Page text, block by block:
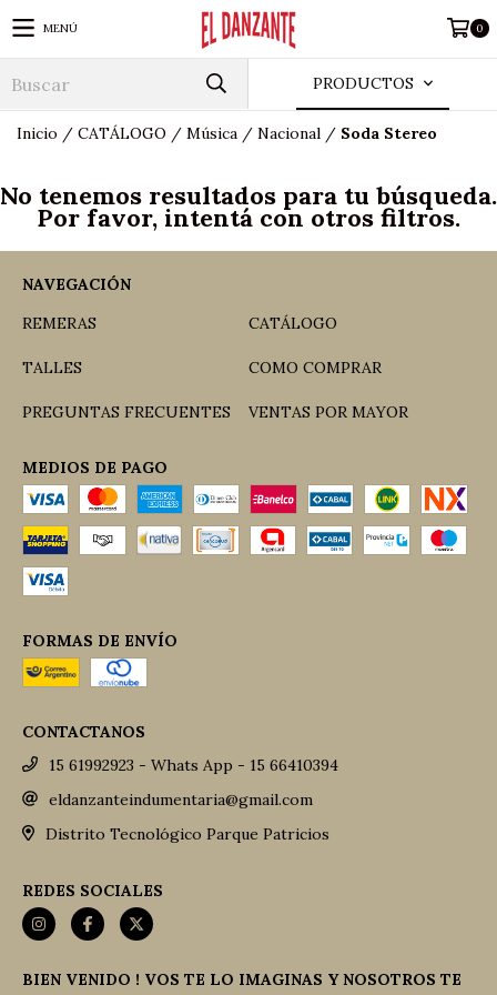
MENÚ 0
PRODUCTOS
Inicio / CATÁLOGO / Música / Nacional / Soda Stereo
No tenemos resultados para tu búsqueda.
Por favor, intentá con otros filtros.
NAVEGACIÓN
REMERAS
CATÁLOGO
TALLES COMO COMPRAR
PREGUNTAS FRECUENTES VENTAS POR MAYOR
MEDIOS DE PAGO
FORMAS DE ENVÍO
CONTACTANOS
15 61992923 - Whats App - 15 66410394
eldanzanteindumentaria@gmail.com
Distrito Tecnológico Parque Patricios
REDES SOCIALES
BIEN VENIDO ! VOS TE LO IMAGINAS Y NOSOTROS TE